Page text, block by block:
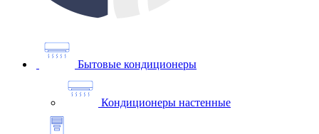
Бытовые кондиционеры
Кондиционеры настенные